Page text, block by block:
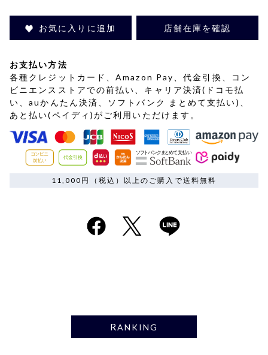
お気に入りに追加 店舗在庫を確認
お支払い方法
各種クレジットカード、Amazon Pay、代金引換、コン
ビニエンスストアでの前払い、キャリア決済(ドコモ払
い、auかんたん決済、ソフトバンク まとめて支払い)、
あと払い(ペイディ)がご利用いただけます。
11,000円（税込）以上のご購入で送料無料
RANKING